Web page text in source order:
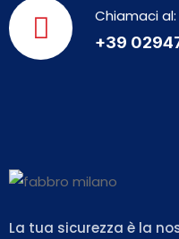
Chiamaci al:
+39
La tua sicurezza è la